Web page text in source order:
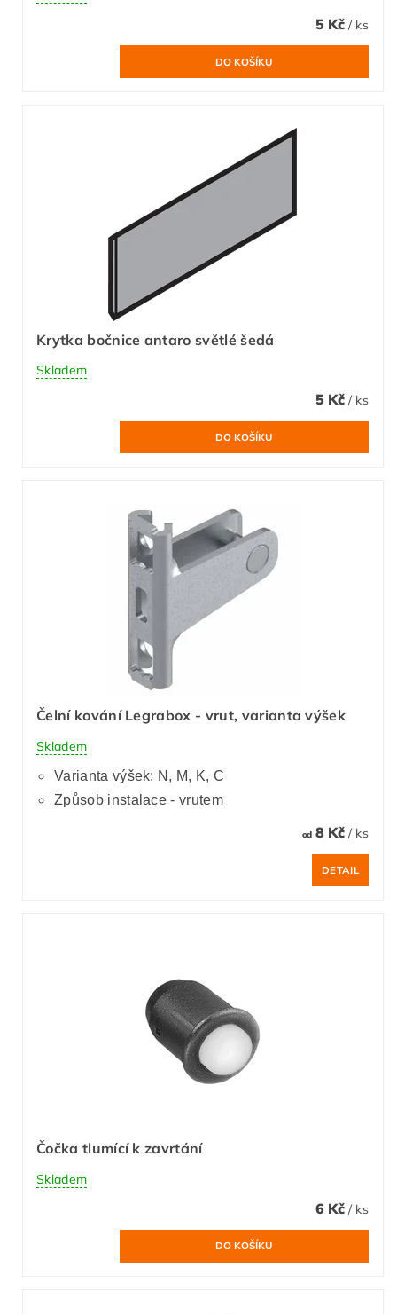
5 Kč / ks
Krytka bočnice antaro světlé šedá
Skladem
5 Kč / ks
Čelní kování Legrabox - vrut, varianta výšek
Skladem
Varianta výšek: N, M, K, C
Způsob instalace - vrutem
od8 Kč / ks
DETAIL
Čočka tlumící k zavrtání
Skladem
6 Kč / ks